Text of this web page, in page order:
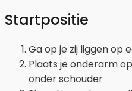
Startpositie
Ga op je zij liggen op
Plaats je onderarm
onder schouder